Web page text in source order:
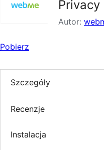
Privacy
Autor:
Pobierz
Szczegóły
Recenzje
Instalacja